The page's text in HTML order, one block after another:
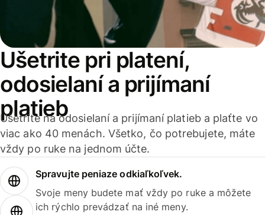
Ušetrite pri platení,
odosielaní a prijímaní
platieb
Ušetrite na odosielaní a prijímaní platieb a plaťte vo
viac ako 40 menách. Všetko, čo potrebujete, máte
vždy po ruke na jednom účte.
Spravujte peniaze odkiaľkoľvek.
Svoje meny budete mať vždy po ruke a môžete
ich rýchlo prevádzať na iné meny.